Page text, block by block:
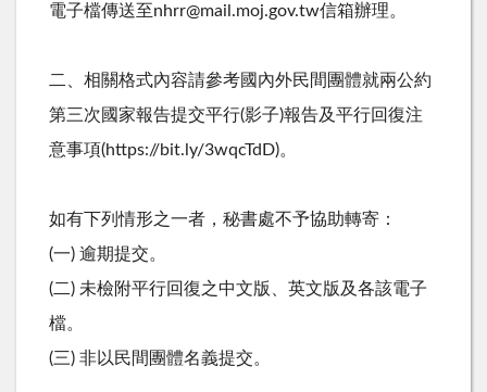
電子檔傳送至nhrr@mail.moj.gov.tw信箱辦理。
二、相關格式內容請參考國內外民間團體就兩公約
第三次國家報告提交平行(影子)報告及平行回復注
意事項(https://bit.ly/3wqcTdD)。
如有下列情形之一者，秘書處不予協助轉寄：
(一) 逾期提交。
(二) 未檢附平行回復之中文版、英文版及各該電子
檔。
(三) 非以民間團體名義提交。